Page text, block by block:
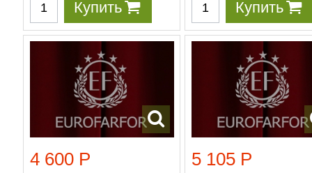
Купить Купить
4 600 Р 5 105 Р